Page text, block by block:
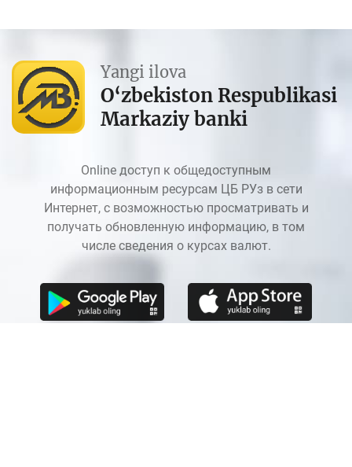
Yangi ilova
O‘zbekiston Respublikasi
Markaziy banki
Online доступ к общедоступным
информационным ресурсам ЦБ РУз в сети
Интернет, с возможностью просматривать и
получать обновленную информацию, в том
числе сведения о курсах валют.